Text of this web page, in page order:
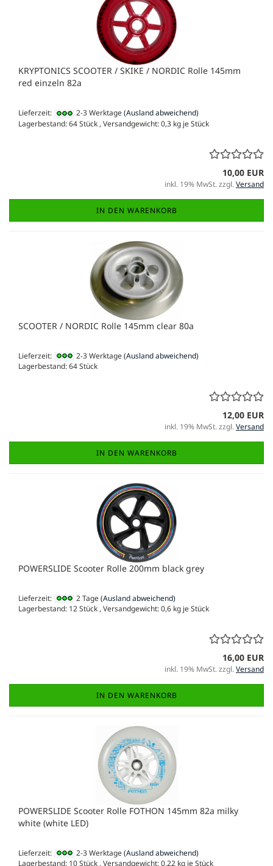
KRYPTONICS SCOOTER / SKIKE / NORDIC Rolle 145mm
red einzeln 82a
Lieferzeit: 2-3 Werktage(Ausland abweichend)
Lagerbestand: 64 Stück , Versandgewicht:0,3 kg je Stück
10,00 EUR
inkl. 19% MwSt. zzgl.Versand
IN DEN WARENKORB
SCOOTER / NORDIC Rolle 145mm clear 80a
Lieferzeit: 2-3 Werktage(Ausland abweichend)
Lagerbestand: 64 Stück
12,00 EUR
inkl. 19% MwSt. zzgl.Versand
IN DEN WARENKORB
POWERSLIDE Scooter Rolle 200mm black grey
Lieferzeit: 2 Tage(Ausland abweichend)
Lagerbestand: 12 Stück , Versandgewicht:0,6 kg je Stück
16,00 EUR
inkl. 19% MwSt. zzgl.Versand
IN DEN WARENKORB
POWERSLIDE Scooter Rolle FOTHON 145mm 82a milky
white (white LED)
Lieferzeit: 2-3 Werktage(Ausland abweichend)
Lagerbestand: 10 Stück , Versandgewicht:0,22 kg je Stück